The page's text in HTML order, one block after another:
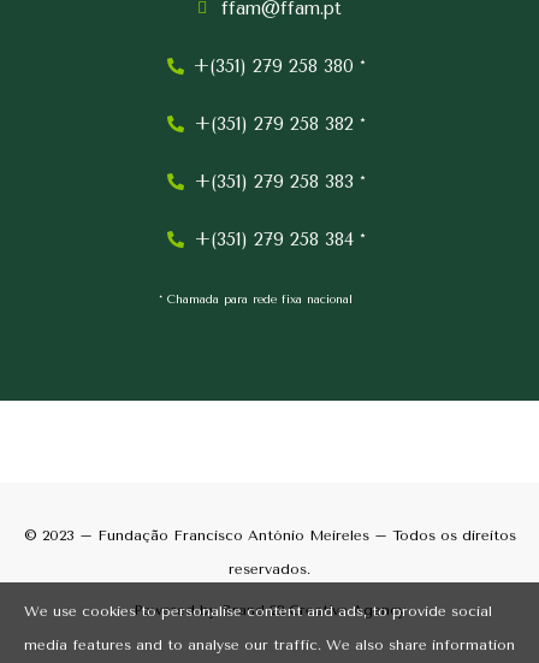
ffam@ffam.pt
+(351) 279 258 380 *
+(351) 279 258 382 *
+(351) 279 258 383 *
+(351) 279 258 384 *
* Chamada para rede fixa nacional
© 2023 – Fundação Francisco António Meireles – Todos os direitos
reservados.
Powered byBrand 22 Creative Agency
We use cookies to personalise content and ads, to provide social
media features and to analyse our traffic. We also share information